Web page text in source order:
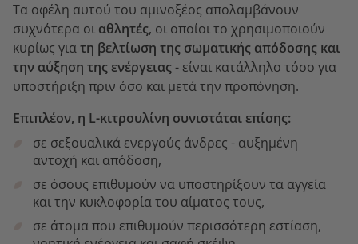
Τα οφέλη αυτού του αμινοξέος απολαμβάνουν
συχνότερα οι αθλητές, οι οποίοι το χρησιμοποιούν
κυρίως γιατη βελτίωση της σωματικής απόδοσης και
την αύξηση της ενέργειας - είναι κατάλληλο τόσο για
υποστήριξη πριν όσο και μετά την προπόνηση.
Επιπλέον, η L-κιτρουλίνη συνιστάται επίσης:
σε σεξουαλικά ενεργούς άνδρες - αυξημένη
αντοχή και απόδοση,
σε όσους επιθυμούν να υποστηρίξουν τα αγγεία
και την κυκλοφορία του αίματος τους,
σε άτομα που επιθυμούν περισσότερη εστίαση,